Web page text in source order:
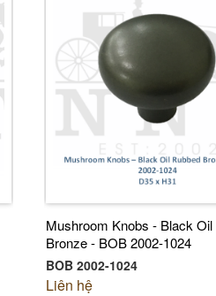
Mushroom Knobs - Black Oil
Bronze - BOB 2002-1024
BOB 2002-1024
Liên hệ